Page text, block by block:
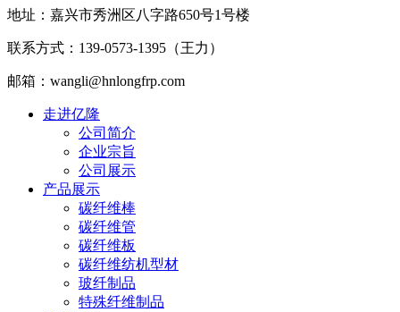
地址：嘉兴市秀洲区八字路650号1号楼
联系方式：139-0573-1395（王力）
邮箱：wangli@hnlongfrp.com
走进亿隆
公司简介
企业宗旨
公司展示
产品展示
碳纤维棒
碳纤维管
碳纤维板
碳纤维纺机型材
玻纤制品
特殊纤维制品